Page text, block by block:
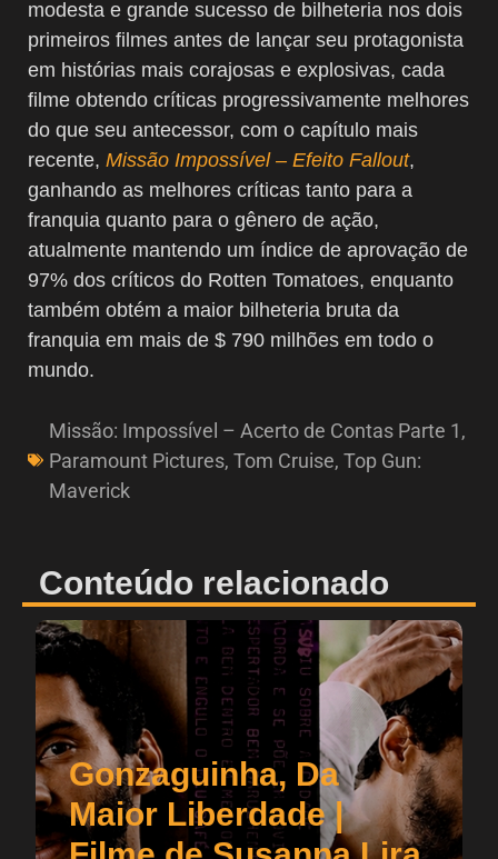
modesta e grande sucesso de bilheteria nos dois
primeiros filmes antes de lançar seu protagonista
em histórias mais corajosas e explosivas, cada
filme obtendo críticas progressivamente melhores
do que seu antecessor, com o capítulo mais
recente, Missão Impossível – Efeito Fallout,
ganhando as melhores críticas tanto para a
franquia quanto para o gênero de ação,
atualmente mantendo um índice de aprovação de
97% dos críticos do Rotten Tomatoes, enquanto
também obtém a maior bilheteria bruta da
franquia em mais de $ 790 milhões em todo o
mundo.
Missão: Impossível – Acerto de Contas Parte 1,
Paramount Pictures, Tom Cruise, Top Gun:
Maverick
Conteúdo relacionado
Gonzaguinha, Da
Maior Liberdade |